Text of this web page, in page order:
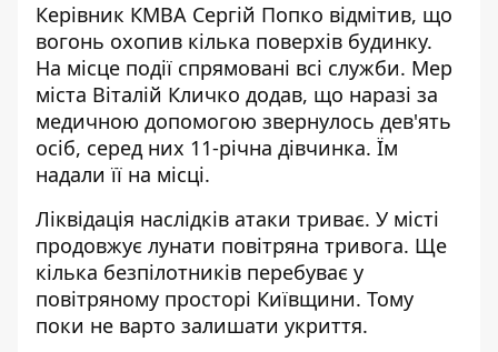
Керівник КМВА Сергій Попко відмітив, що
вогонь охопив кілька поверхів будинку.
На місце події спрямовані всі служби. Мер
міста Віталій Кличко додав, що наразі за
медичною допомогою звернулось дев'ять
осіб, серед них 11-річна дівчинка. Їм
надали її на місці.
Ліквідація наслідків атаки триває. У місті
продовжує лунати повітряна тривога. Ще
кілька безпілотників перебуває у
повітряному просторі Київщини. Тому
поки не варто залишати укриття.